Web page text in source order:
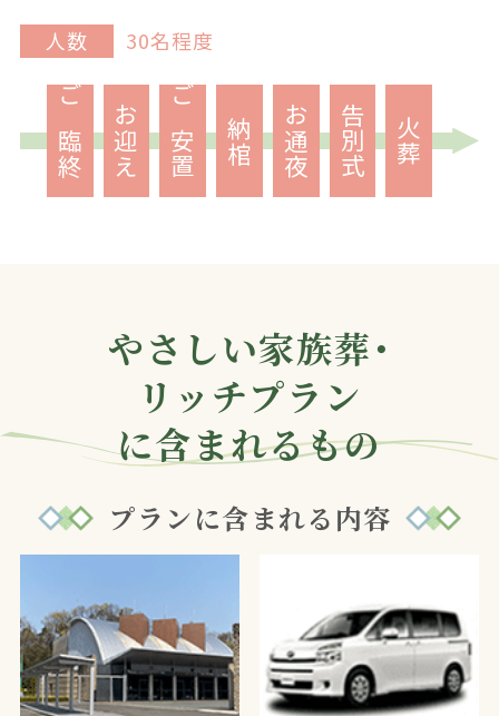
人数 30名程度
ご臨終 お迎え ご安置 納棺 お通夜 告別式 火葬
やさしい家族葬・
リッチプラン
に含まれるもの
プランに含まれる内容